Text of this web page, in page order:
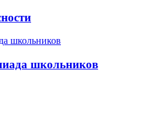
школьников